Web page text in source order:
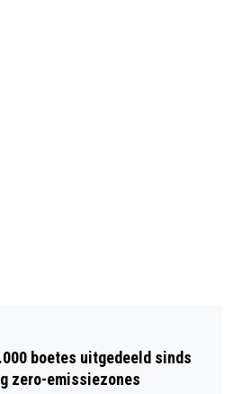
ZWEEDS: BEPAAL
WIL ROKEN GAAN
boetes uitgedeeld sinds
zero-emissiezones